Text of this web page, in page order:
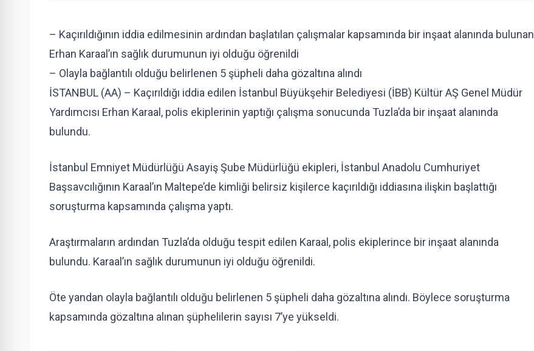
– Kaçırıldığının iddia edilmesinin ardından başlatılan çalışmalar kapsamında bir inşaat alanında bulunan
Erhan Karaal’ın sağlık durumunun iyi olduğu öğrenildi
– Olayla bağlantılı olduğu belirlenen 5 şüpheli daha gözaltına alındı
İSTANBUL (AA) – Kaçırıldığı iddia edilen İstanbul Büyükşehir Belediyesi (İBB) Kültür AŞ Genel Müdür
Yardımcısı Erhan Karaal, polis ekiplerinin yaptığı çalışma sonucunda Tuzla’da bir inşaat alanında
bulundu.
İstanbul Emniyet Müdürlüğü Asayiş Şube Müdürlüğü ekipleri, İstanbul Anadolu Cumhuriyet
Başsavcılığının Karaal’ın Maltepe’de kimliği belirsiz kişilerce kaçırıldığı iddiasına ilişkin başlattığı
soruşturma kapsamında çalışma yaptı.
Araştırmaların ardından Tuzla’da olduğu tespit edilen Karaal, polis ekiplerince bir inşaat alanında
bulundu. Karaal’ın sağlık durumunun iyi olduğu öğrenildi.
Öte yandan olayla bağlantılı olduğu belirlenen 5 şüpheli daha gözaltına alındı. Böylece soruşturma
kapsamında gözaltına alınan şüphelilerin sayısı 7’ye yükseldi.